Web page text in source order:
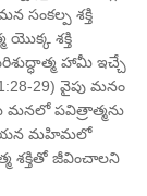
సంకల్ప శక్తి
యొక్క శక్తి
హామీ ఇచ్చే
29) వైపు మనం
పవిత్రాత్మను
ఆయన మహిమలో
శక్తితో జీవించాలని